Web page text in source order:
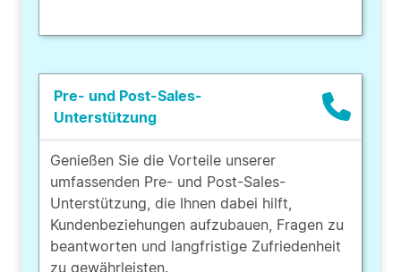
Pre- und Post-Sales-
Unterstützung
Genießen Sie die Vorteile unserer
umfassenden Pre- und Post-Sales-
Unterstützung, die Ihnen dabei hilft,
Kundenbeziehungen aufzubauen, Fragen zu
beantworten und langfristige Zufriedenheit
zu gewährleisten.